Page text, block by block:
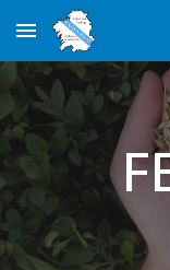
Skip to main content